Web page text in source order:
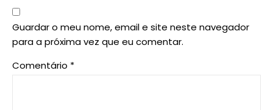
Guardar o meu nome, email e site neste navegador
para a próxima vez que eu comentar.
Comentário *